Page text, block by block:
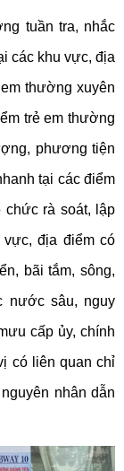
tuần tra, nhắc
các khu vực, địa
thường xuyên
trẻ em thường
phương tiện
tại các điểm
rà soát, lập
địa điểm có
bãi tắm, sông,
nước sâu, nguy
cấp ủy, chính
có liên quan chỉ
nhân dẫn